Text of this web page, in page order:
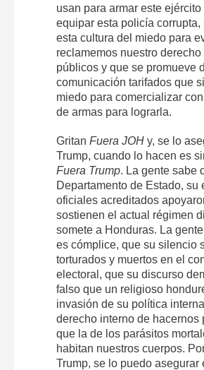
usan para armar este
equipar esta policía corrupta,
esta cultura del miedo para
reclamemos nuestro
públicos y que se promueve
comunicación tarifados que
miedo para comercializar
de armas para lograrla.
Gritan Fuera JOH y, se lo
Trump, cuando lo hacen es
Fuera Trump. La gente sabe
Departamento de Estado, su
oficiales acreditados
sostienen el actual régimen
somete a Honduras. La
es cómplice, que su silencio
torturados y muertos en el
electoral, que su discurso
falso que un religioso
invasión de su política
derecho interno de hacernos
que la de los parásitos
habitan nuestros cuerpos.
Trump, se lo puedo asegurar